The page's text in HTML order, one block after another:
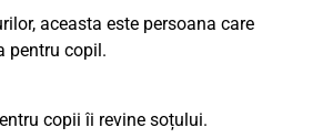
aceasta este persoana care
pentru copil.
copii îi revine soțului.